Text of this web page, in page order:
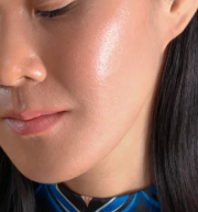
Moje urządzenia
Moje zamówienia
Moje adresy
Moje subskrypcje
Español
Português
Русский
繁體中文